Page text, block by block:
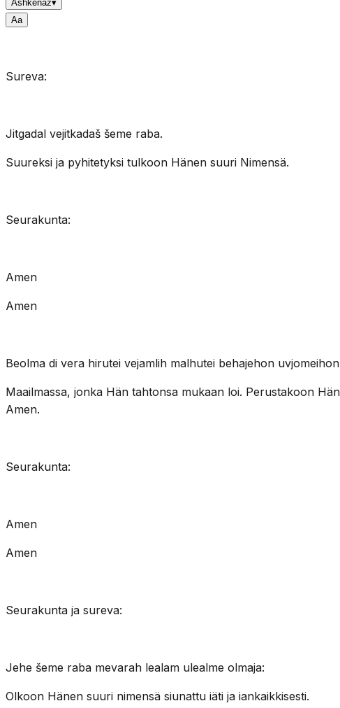
Ashkenaz▾
Aa
Sureva:
Jitgadal vejitkadaš šeme raba.
Suureksi ja pyhitetyksi tulkoon Hänen suuri Nimensä.
Seurakunta:
Amen
Amen
Beolma di vera hirutei vejamlih malhutei behajehon
Maailmassa, jonka Hän tahtonsa mukaan loi. Perustakoon
Amen.
Seurakunta:
Amen
Amen
Seurakunta ja sureva:
Jehe šeme raba mevarah lealam ulealme olmaja:
Olkoon Hänen suuri nimensä siunattu iäti ja iankaikkisesti.